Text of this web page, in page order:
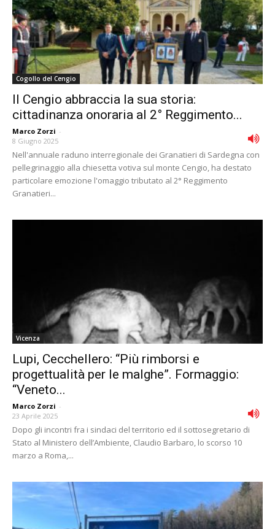
Cogollo del Cengio
Il Cengio abbraccia la sua storia:
cittadinanza onoraria al 2° Reggimento...
Marco Zorzi -
8 Giugno 2025
Nell'annuale raduno interregionale dei Granatieri di Sardegna con
pellegrinaggio alla chiesetta votiva sul monte Cengio, ha destato
particolare emozione l'omaggio tributato al 2° Reggimento
Granatieri...
Vicenza
Lupi, Cecchellero: “Più rimborsi e
progettualità per le malghe”. Formaggio:
“Veneto...
Marco Zorzi -
23 Aprile 2025
Dopo gli incontri fra i sindaci del territorio ed il sottosegretario di
Stato al Ministero dell’Ambiente, Claudio Barbaro, lo scorso 10
marzo a Roma,...